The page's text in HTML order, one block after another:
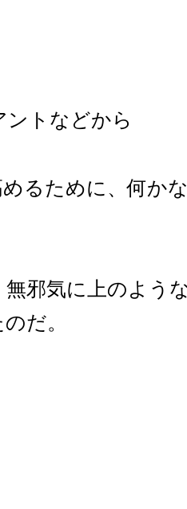
ントなどから
めるために、何か
邪気に上のよう
だ。